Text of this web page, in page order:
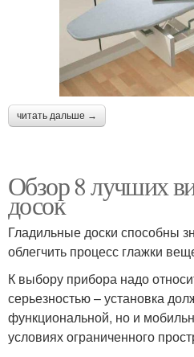
читать дальше →
Обзор 8 лучших
досок
Гладильные доски способны
облегчить процесс глажки
К выбору прибора надо
серьезностью – установка
функциональной, но и
условиях ограниченного